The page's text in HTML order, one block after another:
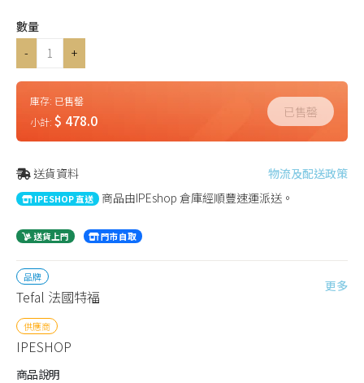
數量
-
+
庫存: 已售罄
小計: $ 478.0 已售罄
送貨資料 物流及配送政策
IPESHOP 直送 商品由IPEshop 倉庫經順豐速運派送。
送貨上門 門市自取
品牌
Tefal 法國特福
更多
供應商
IPESHOP
商品說明